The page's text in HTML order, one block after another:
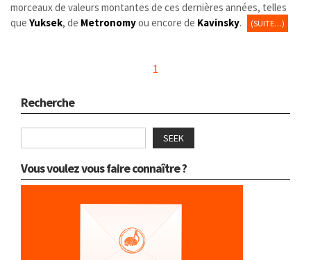
morceaux de valeurs montantes de ces dernières années, telles
que Yuksek, de Metronomyou encore de Kavinsky. (SUITE…)
1
Recherche
SEEK
Vous voulez vous faire connaître ?